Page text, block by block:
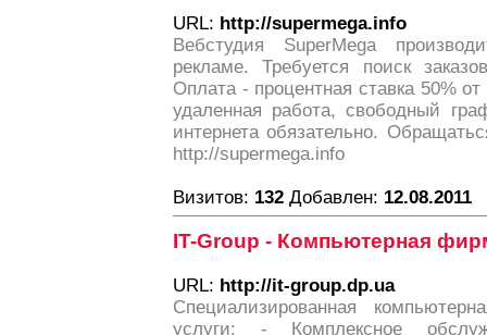
URL: http://supermega.info
Вебстудия SuperMega
рекламе. Требуется поиск
Оплата - процентная ставка 50%
удаленная работа, свободный
интернета обязательно.
http://supermega.info
Визитов: 132 Добавлен: 12.08.2011
IT-Group - Компьютерная
URL: http://it-group.dp.ua
Специализированная
услуги: - Комплексное